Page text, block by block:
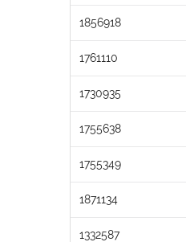
1856918
1761110
1730935
1755638
1755349
1871134
1332587